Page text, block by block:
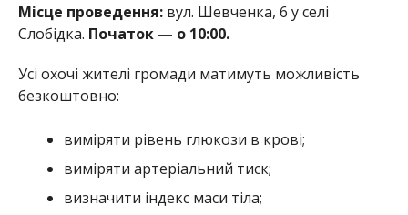
Місце проведення:вул. Шевченка, 6 у селі
Слобідка. Початок — о 10:00.
Усі охочі жителі громади матимуть можливість
безкоштовно:
виміряти рівень глюкози в крові;
виміряти артеріальний тиск;
визначити індекс маси тіла;